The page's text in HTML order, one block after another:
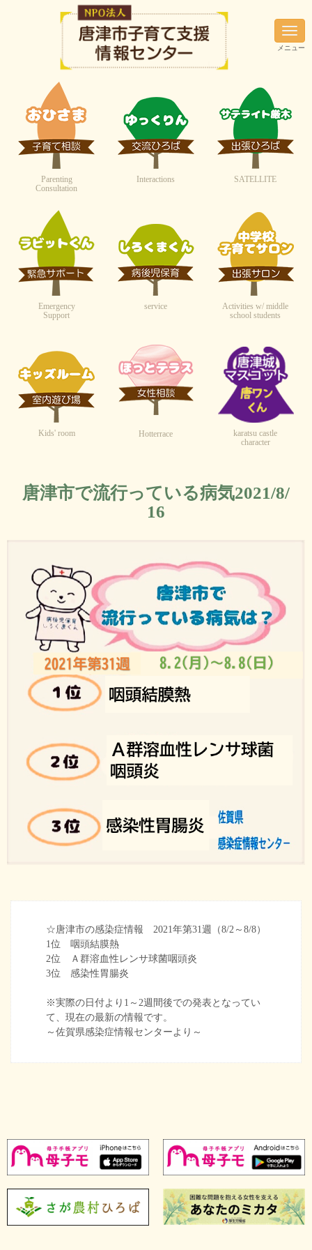
N
a
v
i
o
メニュー
Parenting
Consultation
Interactions SATELLITE
Emergency
Support
service
Activities w/ middle
school students
Kids' room Hotterrace
karatsu castle
character
唐津市で流行っている病気2021/8/
16
☆唐津市の感染症情報 2021年第31週（8/2～8/8）
1位 咽頭結膜熱
2位 Ａ群溶血性レンサ球菌咽頭炎
3位 感染性胃腸炎
※実際の日付より1～2週間後での発表となってい
て、現在の最新の情報です。
～佐賀県感染症情報センターより～